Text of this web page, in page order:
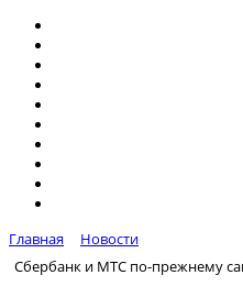
Главная
Новости
Сбербанк и МТС по-прежнему